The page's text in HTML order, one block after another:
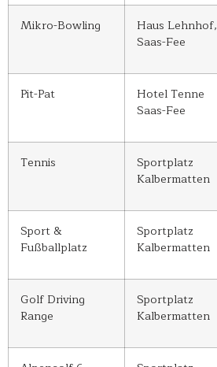
Mikro-Bowling
Haus Lehnhof,
Saas-Fee
Pit-Pat
Hotel Tenne
Saas-Fee
Tennis
Sportplatz
Kalbermatten
Sport &
Fußballplatz
Sportplatz
Kalbermatten
Golf Driving
Range
Sportplatz
Kalbermatten